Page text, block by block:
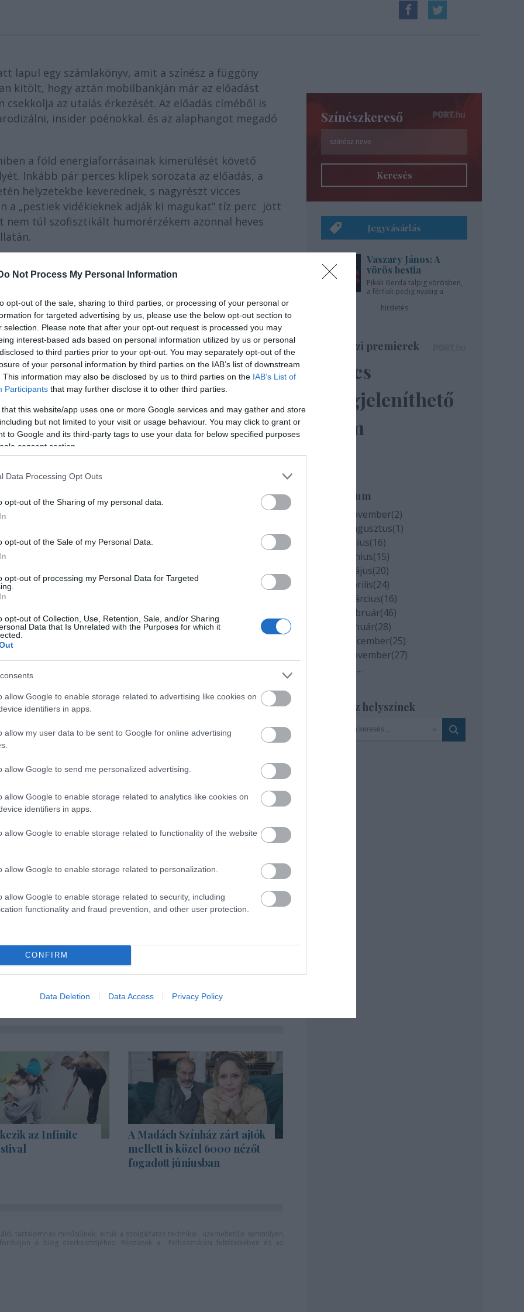
Not Process My Personal Information
opt-out of the sale, sharing to third parties, or processing of your personal or
for targeted advertising by us, please use the below opt-out section to
selection. Please note that after your opt-out request is processed you may
interest-based ads based on personal information utilized by us or personal
to third parties prior to your opt-out. You may separately opt-out of the
of your personal information by third parties on the IAB’s list of downstream
This information may also be disclosed by us to third parties on the IAB’s List of
Participants that may further disclose it to other third parties.
that this website/app uses one or more Google services and may gather and store
but not limited to your visit or usage behaviour. You may click to grant or
to Google and its third-party tags to use your data for below specified purposes
consent section.
Data Processing Opt Outs
opt-out of the Sharing of my personal data.
opt-out of the Sale of my Personal Data.
opt-out of processing my Personal Data for Targeted
opt-out of Collection, Use, Retention, Sale, and/or Sharing
Data that Is Unrelated with the Purposes for which it
allow Google to enable storage related to advertising like cookies on
identifiers in apps.
allow my user data to be sent to Google for online advertising
allow Google to send me personalized advertising.
allow Google to enable storage related to analytics like cookies on
identifiers in apps.
allow Google to enable storage related to functionality of the website
allow Google to enable storage related to personalization.
allow Google to enable storage related to security, including
functionality and fraud prevention, and other user protection.
CONFIRM
Data Deletion Data Access Privacy Policy
lapul egy számlakönyv, amit a színész a függöny
kitölt, hogy aztán mobilbankján már az előadást
az utalás érkezését. Az előadás címéből is
insider poénokkal. és az alaphangot megadó
a föld energiaforrásainak kimerülését követő
Inkább pár perces klipek sorozata az előadás, a
helyzetekbe keverednek, s nagyrészt vicces
a „pestiek vidékieknek adják ki magukat” tíz perc jött
túl szofisztikált humorérzékem azonnal heves
módon ontja magából a színdarabokat,
a bélyegét a végtermékekre, így elég konfekcióízűek
le, hogy ujjgyakorlattal van dolgunk, s nagyobb
az 1 óra 40 perces program könnyed és
leköti a figyelmet, bár számomra azért voltak
bejátszhatott a 35 fokos teremben uralkodó
legjobban Vékes Csaba és Jaskó Bálint játéka
- az előadás felvezetéseként leadott
az Infinite
A Madách Színház zárt ajtók
mellett is közel 6000 nézőt
fogadott júniusban
Színészkereső
Keresés
Jegyvásárlás
Vaszary János: A
vörös bestia
Pikali Gerda talpig vörösben,
a férfiak pedig nyakig a
hirdetés
Színházi premierek
Nincs
megjeleníthető
elem
Archívum
2020 november(2)
2020 augusztus(1)
2020 július(16)
2020 június(15)
2020 május(20)
2020 április(24)
2020 március(16)
2020 február(46)
2020 január(28)
2019 december(25)
2019 november(27)
...
Szinház helyszínek